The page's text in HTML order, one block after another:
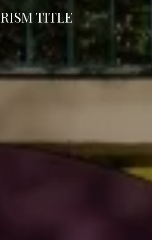
TITLE